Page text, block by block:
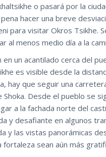
o pasará por la
hacer una breve
para visitar Okros Tsikhe.
al menos medio día a la
en un acantilado cerca del
es visible desde la
hay que seguir una
Desde el pueblo se
a la fachada norte del
y desafiante en algunos
y las vistas panorámicas
sean aún más